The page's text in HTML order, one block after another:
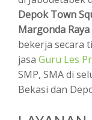
Depok Town
Margonda
bekerja secara
jasa Guru Les
SMP, SMA di
Bekasi dan